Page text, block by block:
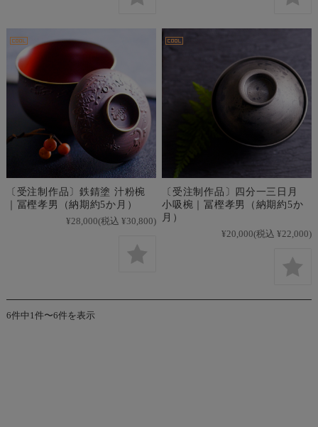
〔受注制作品〕鉄錆塗 汁粉椀
｜冨樫孝男（納期約5か月）
¥28,000(税込 ¥30,800)
〔受注制作品〕四分一三日月
小吸椀｜冨樫孝男（納期約5か
月）
¥20,000(税込 ¥22,000)
6件中1件〜6件を表示